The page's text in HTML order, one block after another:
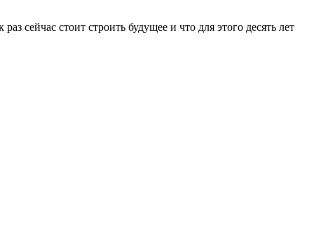
сейчас стоит строить будущее и что для этого десять лет